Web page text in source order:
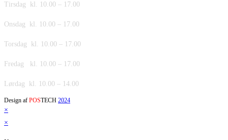
Tirsdag kl. 10.00 – 17.00
Onsdag kl. 10.00 – 17.00
Torsdag kl. 10.00 – 17.00
Fredag kl. 10.00 – 17.00
Lørdag kl. 10.00 – 14.00
Design af POSTECH 2024
×
×